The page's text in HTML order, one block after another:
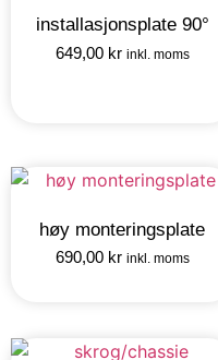
installasjonsplate 90°
649,00 kr inkl. moms
høy monteringsplate
690,00 kr inkl. moms